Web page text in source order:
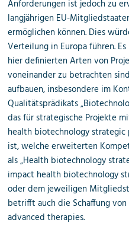
Anforderungen ist jedoch zu
langjährigen EU-
ermöglichen können. Dies
Verteilung in Europa führen.
hier definierten Arten von
voneinander zu betrachten
aufbauen, insbesondere im
Qualitätsprädikats
das für strategische Projekte
health biotechnology strategic
ist, welche erweiterten
als „Health biotechnology
impact health biotechnology
oder dem jeweiligen
betrifft auch die Schaffung
advanced therapies.